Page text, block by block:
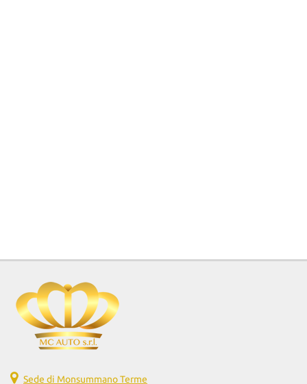
Sede di Monsummano Terme